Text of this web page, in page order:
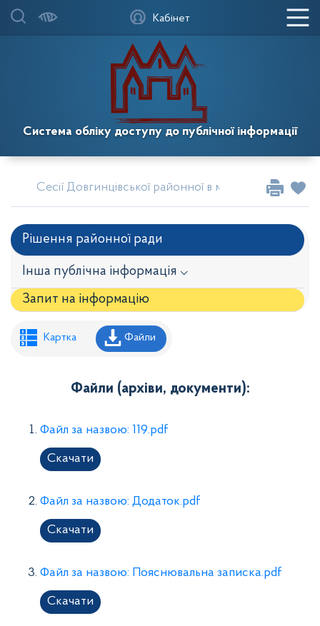
Система обліку доступу до публічної інформації
Кабінет
Сесії Довгинцівської районної в місті Кривому
Рішення районної ради
Інша публічна інформація ⌵
Запит на iнформацію
Рішення районної ради
Розпорядження районного голови
Проекти рішень районної ради
Проєкти рішень виконавчого комітету
Картка Файли
Файли (архіви, документи):
Файл за назвою: 119.pdf
Скачати
Файл за назвою: Додаток.pdf
Скачати
Файл за назвою: Пояснювальна записка.pdf
Скачати